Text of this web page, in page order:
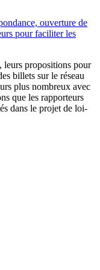
ouverture de
pour faciliter les
leurs propositions pour
billets sur le réseau
plus nombreux avec
que les rapporteurs
dans le projet de loi-